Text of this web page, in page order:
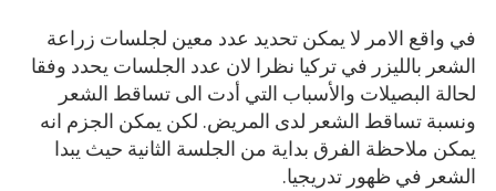
في واقع الامر لا يمكن تحديد عدد معين لجلسات زراعة
الشعر بالليزر في تركيا نظرا لان عدد الجلسات يحدد وفقا
لحالة البصيلات والأسباب التي أدت الى تساقط الشعر
ونسبة تساقط الشعر لدى المريض. لكن يمكن الجزم انه
يمكن ملاحظة الفرق بداية من الجلسة الثانية حيث يبدا
الشعر في ظهور تدريجيا.